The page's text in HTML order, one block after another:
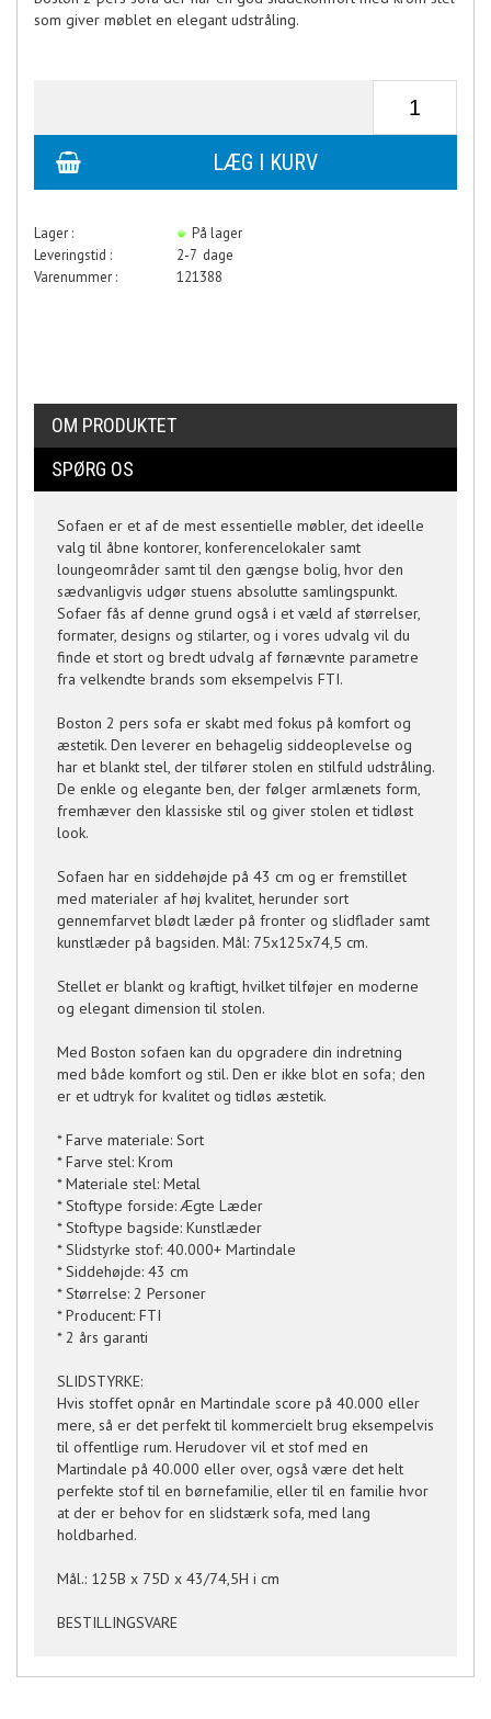
som giver møblet en elegant udstråling.
Lager :
På lager
Leveringstid :
2-7 dage
Varenummer :
121388
OM PRODUKTET
SPØRG OS
Sofaen er et af de mest essentielle møbler, det ideelle
valg til åbne kontorer, konferencelokaler samt
loungeområder samt til den gængse bolig, hvor den
sædvanligvis udgør stuens absolutte samlingspunkt.
Sofaer fås af denne grund også i et væld af størrelser,
formater, designs og stilarter, og i vores udvalg vil du
finde et stort og bredt udvalg af førnævnte parametre
fra velkendte brands som eksempelvis FTI.
Boston 2 pers sofa er skabt med fokus på komfort og
æstetik. Den leverer en behagelig siddeoplevelse og
har et blankt stel, der tilfører stolen en stilfuld udstråling.
De enkle og elegante ben, der følger armlænets form,
fremhæver den klassiske stil og giver stolen et tidløst
look.
Sofaen har en siddehøjde på 43 cm og er fremstillet
med materialer af høj kvalitet, herunder sort
gennemfarvet blødt læder på fronter og slidflader samt
kunstlæder på bagsiden. Mål: 75x125x74,5 cm.
Stellet er blankt og kraftigt, hvilket tilføjer en moderne
og elegant dimension til stolen.
Med Boston sofaen kan du opgradere din indretning
med både komfort og stil. Den er ikke blot en sofa; den
er et udtryk for kvalitet og tidløs æstetik.
* Farve materiale: Sort
* Farve stel: Krom
* Materiale stel: Metal
* Stoftype forside: Ægte Læder
* Stoftype bagside: Kunstlæder
* Slidstyrke stof: 40.000+ Martindale
* Siddehøjde: 43 cm
* Størrelse: 2 Personer
* Producent: FTI
* 2 års garanti
SLIDSTYRKE:
Hvis stoffet opnår en Martindale score på 40.000 eller
mere, så er det perfekt til kommercielt brug eksempelvis
til offentlige rum. Herudover vil et stof med en
Martindale på 40.000 eller over, også være det helt
perfekte stof til en børnefamilie, eller til en familie hvor
at der er behov for en slidstærk sofa, med lang
holdbarhed.
Mål.: 125B x 75D x 43/74,5H i cm
BESTILLINGSVARE